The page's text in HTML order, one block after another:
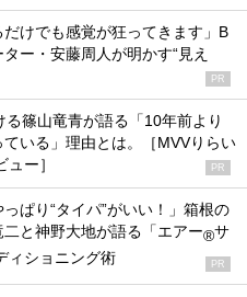
だけでも感覚が狂ってきます」B
ー・安藤周人が明かす“見え
PR
篠山竜青が語る「10年前より
いる」理由とは。［MVVりらい
ー］
PR
っぱり“タイパ”がいい！」箱根の
と神野大地が語る「エアー®サ
ィショニング術 PR